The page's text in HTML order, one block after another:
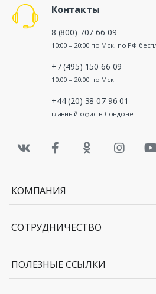
Контакты
8 (800) 707 66 09
10:00 – 20:00 по Мск, по РФ
+7 (495) 150 66 09
10:00 – 20:00 по Мск
+44 (20) 38 07 96 01
главный офис в Лондоне
КОМПАНИЯ
СОТРУДНИЧЕСТВО
ПОЛЕЗНЫЕ ССЫЛКИ